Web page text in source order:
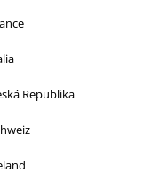
Republika
31.08.2016
und ein Fan von